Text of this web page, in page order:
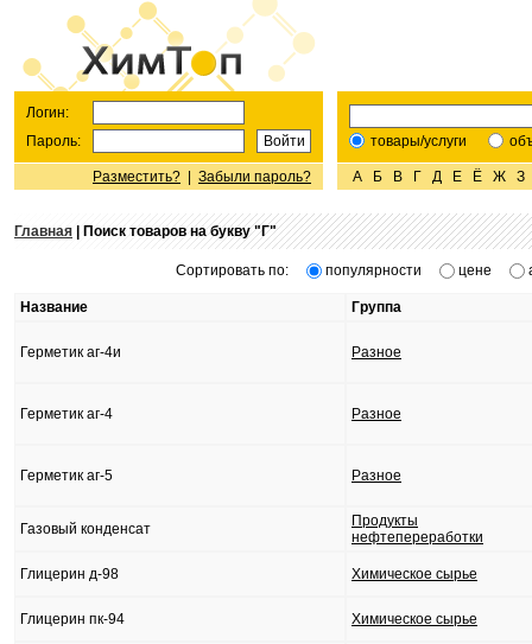
Логин:
Пароль:
Разместить? Забыли пароль?
товары/услуги
А Б В Г Д Е Ё Ж З
Главная | Поиск товаров на букву "Г"
Сортировать по: популярности цене
Название Группа
Герметик аг-4и Разное
Герметик аг-4 Разное
Герметик аг-5 Разное
Газовый конденсат
Продукты
нефтепереработки
Глицерин д-98 Химическое сырье
Глицерин пк-94 Химическое сырье